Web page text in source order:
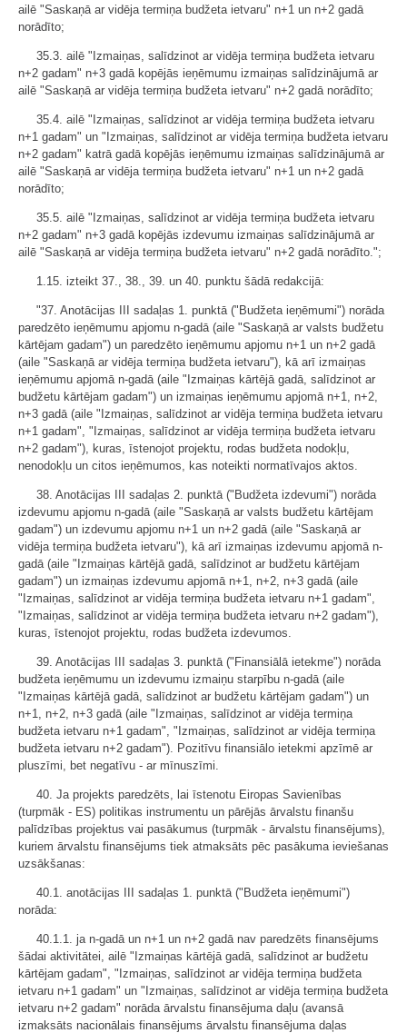
ailē "Saskaņā ar vidēja termiņa budžeta ietvaru" n+1 un n+2 gadā
norādīto;
35.3. ailē "Izmaiņas, salīdzinot ar vidēja termiņa budžeta ietvaru
n+2 gadam" n+3 gadā kopējās ieņēmumu izmaiņas salīdzinājumā ar
ailē "Saskaņā ar vidēja termiņa budžeta ietvaru" n+2 gadā norādīto;
35.4. ailē "Izmaiņas, salīdzinot ar vidēja termiņa budžeta ietvaru
n+1 gadam" un "Izmaiņas, salīdzinot ar vidēja termiņa budžeta ietvaru
n+2 gadam" katrā gadā kopējās ieņēmumu izmaiņas salīdzinājumā ar
ailē "Saskaņā ar vidēja termiņa budžeta ietvaru" n+1 un n+2 gadā
norādīto;
35.5. ailē "Izmaiņas, salīdzinot ar vidēja termiņa budžeta ietvaru
n+2 gadam" n+3 gadā kopējās izdevumu izmaiņas salīdzinājumā ar
ailē "Saskaņā ar vidēja termiņa budžeta ietvaru" n+2 gadā norādīto.";
1.15. izteikt 37., 38., 39. un 40. punktu šādā redakcijā:
"37. Anotācijas III sadaļas 1. punktā ("Budžeta ieņēmumi") norāda
paredzēto ieņēmumu apjomu n-gadā (aile "Saskaņā ar valsts budžetu
kārtējam gadam") un paredzēto ieņēmumu apjomu n+1 un n+2 gadā
(aile "Saskaņā ar vidēja termiņa budžeta ietvaru"), kā arī izmaiņas
ieņēmumu apjomā n-gadā (aile "Izmaiņas kārtējā gadā, salīdzinot ar
budžetu kārtējam gadam") un izmaiņas ieņēmumu apjomā n+1, n+2,
n+3 gadā (aile "Izmaiņas, salīdzinot ar vidēja termiņa budžeta ietvaru
n+1 gadam", "Izmaiņas, salīdzinot ar vidēja termiņa budžeta ietvaru
n+2 gadam"), kuras, īstenojot projektu, rodas budžeta nodokļu,
nenodokļu un citos ieņēmumos, kas noteikti normatīvajos aktos.
38. Anotācijas III sadaļas 2. punktā ("Budžeta izdevumi") norāda
izdevumu apjomu n-gadā (aile "Saskaņā ar valsts budžetu kārtējam
gadam") un izdevumu apjomu n+1 un n+2 gadā (aile "Saskaņā ar
vidēja termiņa budžeta ietvaru"), kā arī izmaiņas izdevumu apjomā n-
gadā (aile "Izmaiņas kārtējā gadā, salīdzinot ar budžetu kārtējam
gadam") un izmaiņas izdevumu apjomā n+1, n+2, n+3 gadā (aile
"Izmaiņas, salīdzinot ar vidēja termiņa budžeta ietvaru n+1 gadam",
"Izmaiņas, salīdzinot ar vidēja termiņa budžeta ietvaru n+2 gadam"),
kuras, īstenojot projektu, rodas budžeta izdevumos.
39. Anotācijas III sadaļas 3. punktā ("Finansiālā ietekme") norāda
budžeta ieņēmumu un izdevumu izmaiņu starpību n-gadā (aile
"Izmaiņas kārtējā gadā, salīdzinot ar budžetu kārtējam gadam") un
n+1, n+2, n+3 gadā (aile "Izmaiņas, salīdzinot ar vidēja termiņa
budžeta ietvaru n+1 gadam", "Izmaiņas, salīdzinot ar vidēja termiņa
budžeta ietvaru n+2 gadam"). Pozitīvu finansiālo ietekmi apzīmē ar
pluszīmi, bet negatīvu - ar mīnuszīmi.
40. Ja projekts paredzēts, lai īstenotu Eiropas Savienības
(turpmāk - ES) politikas instrumentu un pārējās ārvalstu finanšu
palīdzības projektus vai pasākumus (turpmāk - ārvalstu finansējums),
kuriem ārvalstu finansējums tiek atmaksāts pēc pasākuma ieviešanas
uzsākšanas:
40.1. anotācijas III sadaļas 1. punktā ("Budžeta ieņēmumi")
norāda:
40.1.1. ja n-gadā un n+1 un n+2 gadā nav paredzēts finansējums
šādai aktivitātei, ailē "Izmaiņas kārtējā gadā, salīdzinot ar budžetu
kārtējam gadam", "Izmaiņas, salīdzinot ar vidēja termiņa budžeta
ietvaru n+1 gadam" un "Izmaiņas, salīdzinot ar vidēja termiņa budžeta
ietvaru n+2 gadam" norāda ārvalstu finansējuma daļu (avansā
izmaksāts nacionālais finansējums ārvalstu finansējuma daļas